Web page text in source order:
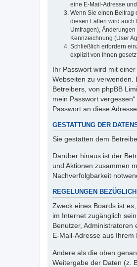
eine E-Mail-Adresse
Wenn Sie einen Beitrag
diesen Fällen wird auch
Umfragen),
Kennzeichnung (User
Schließlich erfordern
explizit von Ihnen
Ihr Passwort wird mit
Webseiten zu verwenden.
Betreibers, von phpBB
mein Passwort
Passwort an diese
GESTATTUNG DER
Sie gestatten dem
Darüber hinaus ist der
und Aktionen zusammen
Nachverfolgbarkeit
REGELUNGEN
Zweck eines Boards ist
im Internet zugänglich
Benutzer,
E-Mail-Adresse aus
Andere als die oben
Weitergabe der Daten (z.